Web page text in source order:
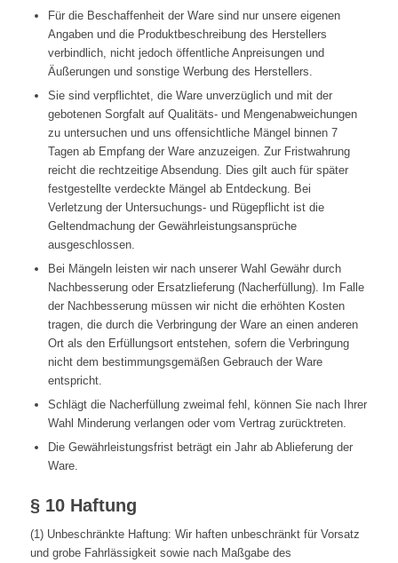
Für die Beschaffenheit der Ware sind nur unsere eigenen
Angaben und die Produktbeschreibung des Herstellers
verbindlich, nicht jedoch öffentliche Anpreisungen und
Äußerungen und sonstige Werbung des Herstellers.
Sie sind verpflichtet, die Ware unverzüglich und mit der
gebotenen Sorgfalt auf Qualitäts- und Mengenabweichungen
zu untersuchen und uns offensichtliche Mängel binnen 7
Tagen ab Empfang der Ware anzuzeigen. Zur Fristwahrung
reicht die rechtzeitige Absendung. Dies gilt auch für später
festgestellte verdeckte Mängel ab Entdeckung. Bei
Verletzung der Untersuchungs- und Rügepflicht ist die
Geltendmachung der Gewährleistungsansprüche
ausgeschlossen.
Bei Mängeln leisten wir nach unserer Wahl Gewähr durch
Nachbesserung oder Ersatzlieferung (Nacherfüllung). Im Falle
der Nachbesserung müssen wir nicht die erhöhten Kosten
tragen, die durch die Verbringung der Ware an einen anderen
Ort als den Erfüllungsort entstehen, sofern die Verbringung
nicht dem bestimmungsgemäßen Gebrauch der Ware
entspricht.
Schlägt die Nacherfüllung zweimal fehl, können Sie nach Ihrer
Wahl Minderung verlangen oder vom Vertrag zurücktreten.
Die Gewährleistungsfrist beträgt ein Jahr ab Ablieferung der
Ware.
§ 10 Haftung
(1) Unbeschränkte Haftung: Wir haften unbeschränkt für Vorsatz
und grobe Fahrlässigkeit sowie nach Maßgabe des